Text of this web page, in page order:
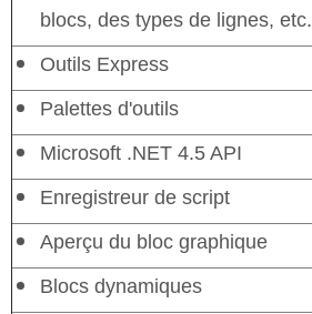
blocs, des types de lignes, etc.
Outils Express
Palettes d'outils
Microsoft .NET 4.5 API
Enregistreur de script
Aperçu du bloc graphique
Blocs dynamiques